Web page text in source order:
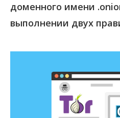
доменного имени
выполнении двух